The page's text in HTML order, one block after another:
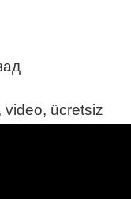
video, ücretsiz